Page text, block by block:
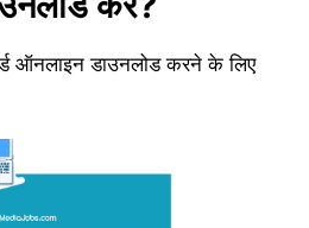
ऑनलाइन डाउनलोड करने के लिए